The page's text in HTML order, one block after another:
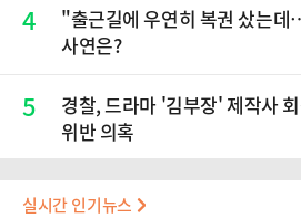
4
"출근길에 우연히 복권 샀는
사연은?
5
경찰, 드라마 '김부장' 제작사
위반 의혹
실시간 인기뉴스